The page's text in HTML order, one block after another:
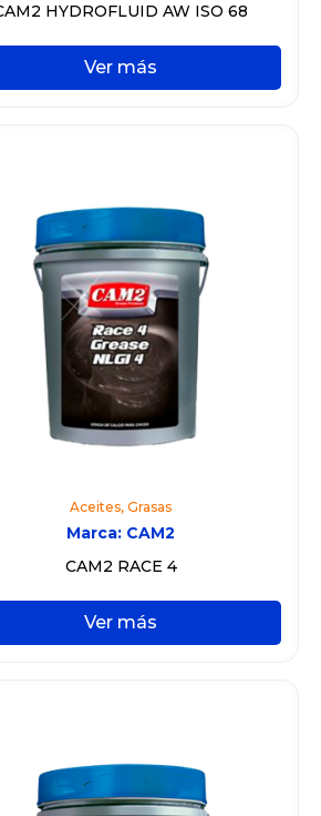
HYDROFLUID AW ISO 68
Ver más
Aceites,Grasas
Marca: CAM2
CAM2 RACE 4
Ver más